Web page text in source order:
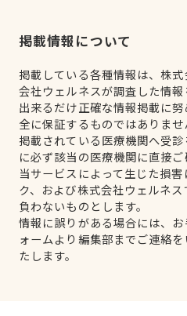
掲載情報について
掲載している各種情報は、株
会社ウェルネスが調査した情報
出来るだけ正確な情報掲載に
全に保証するものではありませ
掲載されている医療機関へ受
に必ず該当の医療機関に直接ご
当サービスによって生じた損
ク、および株式会社ウェルネ
負わないものとします。
情報に誤りがある場合には、
ォームより編集部までご連絡
たします。